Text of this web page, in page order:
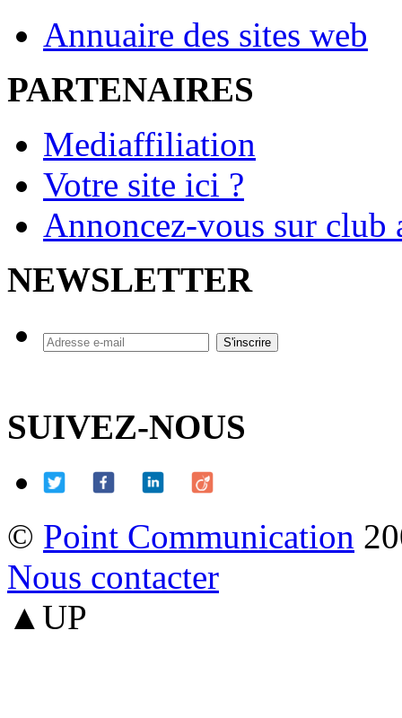
Annuaire des sites web
PARTENAIRES
Mediaffiliation
Votre site ici ?
Annoncez-vous sur
NEWSLETTER
SUIVEZ-NOUS
© Point Communication
Nous contacter
▲UP